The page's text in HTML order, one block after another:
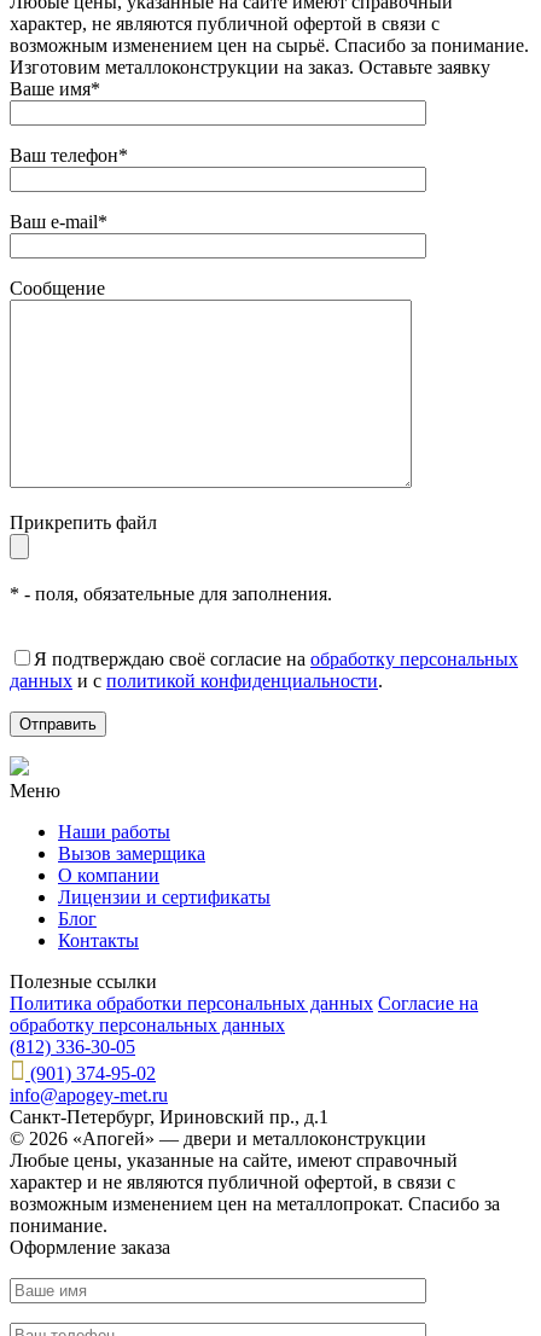
характер, не являются публичной офертой в связи с
возможным изменением цен на сырьё. Спасибо за понимание.
Изготовим металлоконструкции на заказ. Оставьте заявку
Ваше имя*
Ваш телефон*
Ваш e-mail*
Сообщение
Прикрепить файл
* - поля, обязательные для заполнения.
Я подтверждаю своё согласие на обработку персональных
данных и с политикой конфиденциальности.
Меню
Наши работы
Вызов замерщика
О компании
Лицензии и сертификаты
Блог
Контакты
Полезные ссылки
Политика обработки персональных данных Согласие на
обработку персональных данных
(812) 336-30-05
(901) 374-95-02
info@apogey-met.ru
Санкт-Петербург, Ириновский пр., д.1
© 2026 «Апогей» — двери и металлоконструкции
Любые цены, указанные на сайте, имеют справочный
характер и не являются публичной офертой, в связи с
возможным изменением цен на металлопрокат. Спасибо за
понимание.
Оформление заказа